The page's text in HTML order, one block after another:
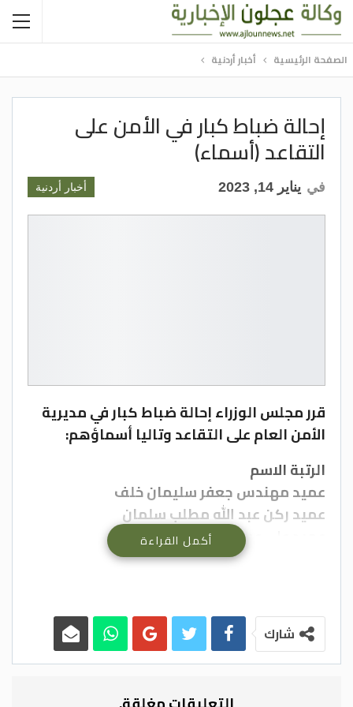
الصفحة الرئيسية أخبار أردنية
إحالة ضباط كبار في الأمن على
التقاعد (أسماء)
أخبار أردنية في يناير 14, 2023
قرر مجلس الوزراء إحالة ضباط كبار في مديرية
الأمن العام على التقاعد وتاليا أسماؤهم:
الرتبة الاسم
عميد مهندس جعفر سليمان خلف
عميد ركن عبد الله مطلب سلمان
عميد علي عبدالله سالم
عميد عامر سليمان يوسف
عميد رمزي أحمد علي
عقيد أحمد محمد عبدالرحمن
عقيد ركن سعد أحمد سعد
أكمل القراءة
شارك